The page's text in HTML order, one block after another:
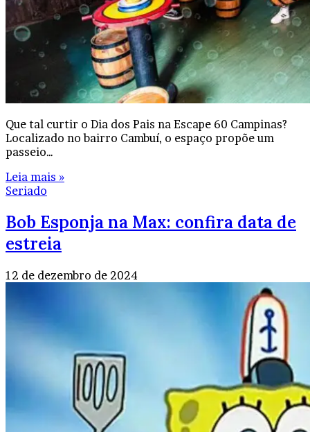
Que tal curtir o Dia dos Pais na Escape 60 Campinas?
Localizado no bairro Cambuí, o espaço propõe um
passeio…
Leia mais »
Seriado
Bob Esponja na Max: confira data de
estreia
12 de dezembro de 2024